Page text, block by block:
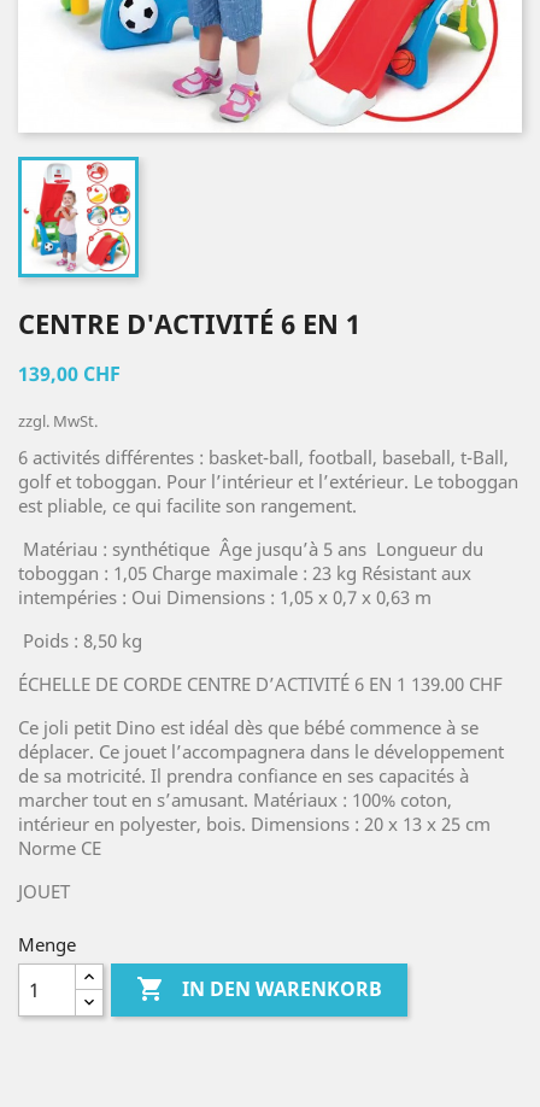
CENTRE D'ACTIVITÉ 6 EN 1
139,00 CHF
zzgl. MwSt.
6 activités différentes : basket-ball, football, baseball, t-Ball,
golf et toboggan. Pour l’intérieur et l’extérieur. Le toboggan
est pliable, ce qui facilite son rangement.
Matériau : synthétique Âge jusqu’à 5 ans Longueur du
toboggan : 1,05 Charge maximale : 23 kg Résistant aux
intempéries : Oui Dimensions : 1,05 x 0,7 x 0,63 m
Poids : 8,50 kg
ÉCHELLE DE CORDE CENTRE D’ACTIVITÉ 6 EN 1 139.00 CHF
Ce joli petit Dino est idéal dès que bébé commence à se
déplacer. Ce jouet l’accompagnera dans le développement
de sa motricité. Il prendra confiance en ses capacités à
marcher tout en s’amusant. Matériaux : 100% coton,
intérieur en polyester, bois. Dimensions : 20 x 13 x 25 cm
Norme CE
JOUET
Menge
 IN DEN WARENKORB